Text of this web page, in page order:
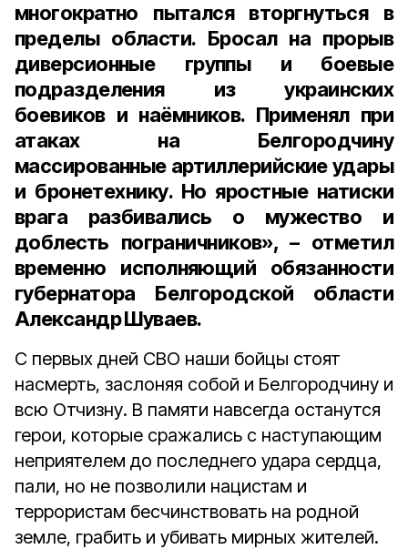
многократно пытался вторгнуться в
пределы области. Бросал на прорыв
диверсионные группы и боевые
подразделения из украинских
боевиков и наёмников. Применял при
атаках на Белгородчину
массированные артиллерийские удары
и бронетехнику. Но яростные натиски
врага разбивались о мужество и
доблесть пограничников», – отметил
временно исполняющий обязанности
губернатора Белгородской области
Александр Шуваев.
С первых дней СВО наши бойцы стоят
насмерть, заслоняя собой и Белгородчину и
всю Отчизну. В памяти навсегда останутся
герои, которые сражались с наступающим
неприятелем до последнего удара сердца,
пали, но не позволили нацистам и
террористам бесчинствовать на родной
земле, грабить и убивать мирных жителей.